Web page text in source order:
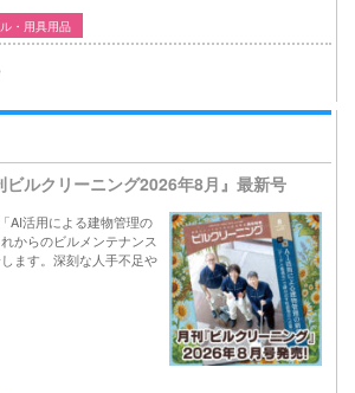
・用具用品
ビルクリーニング2026年8月』最新号
AI活用による建物管理の
からのビルメンテナンス
ます。深刻な人手不足や